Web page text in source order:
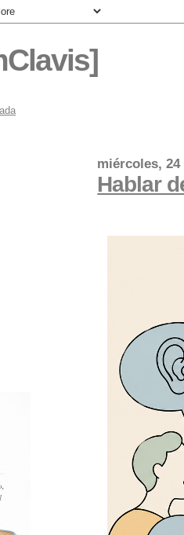
miércoles,
Hablar